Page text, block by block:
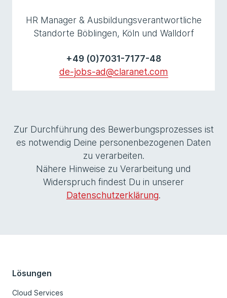
HR Manager & Ausbildungsverantwortliche
Standorte Böblingen, Köln und Walldorf
+49 (0)7031-7177-48
de-jobs-ad@claranet.com
Zur Durchführung des Bewerbungsprozesses ist
es notwendig Deine personenbezogenen Daten
zu verarbeiten.
Nähere Hinweise zu Verarbeitung und
Widerspruch findest Du in unserer
Datenschutzerklärung.
Lösungen
Cloud Services